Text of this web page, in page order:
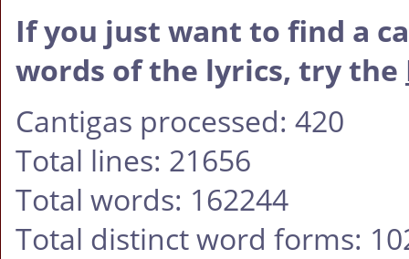
If you just want to find a
words of the lyrics, try the
Cantigas processed: 420
Total lines: 21656
Total words: 162244
Total distinct word forms: